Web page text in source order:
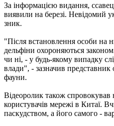
За інформацією видання,
виявили на березі. Невідомий
зник.
"Після встановлення особи на
дельфіни охороняються
чи ні, - у будь-якому випадку
влади", - зазначив представник
фауни.
Відеоролик також спровокував
користувачів мережі в Китаї.
паскудством, а його самого -